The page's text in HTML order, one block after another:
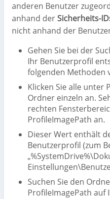
anderen Benutzer
anhand derSicherheits-
nicht anhand der
Gehen Sie bei der
Ihr Benutzerprofil
folgenden Methoden
Klicken Sie alle unter
Ordner einzeln an.
rechten
ProfileImagePath an.
Dieser Wert enthält
Benutzerprofil (zum
Suchen Sie den
ProfileImagePath auf